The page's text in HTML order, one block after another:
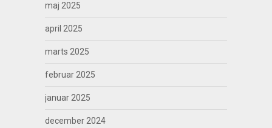
maj 2025
april 2025
marts 2025
februar 2025
januar 2025
december 2024